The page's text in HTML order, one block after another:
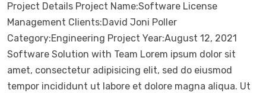
Project Details Project Name:Software License
Management Clients:David Joni Poller
Category:Engineering Project Year:August 12, 2021
Software Solution with Team Lorem ipsum dolor sit
amet, consectetur adipisicing elit, sed do eiusmod
tempor incididunt ut labore et dolore magna aliqua. Ut